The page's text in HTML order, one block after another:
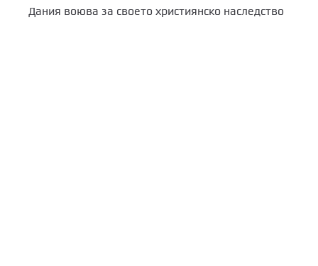
Дания воюва за своето християнско наследство